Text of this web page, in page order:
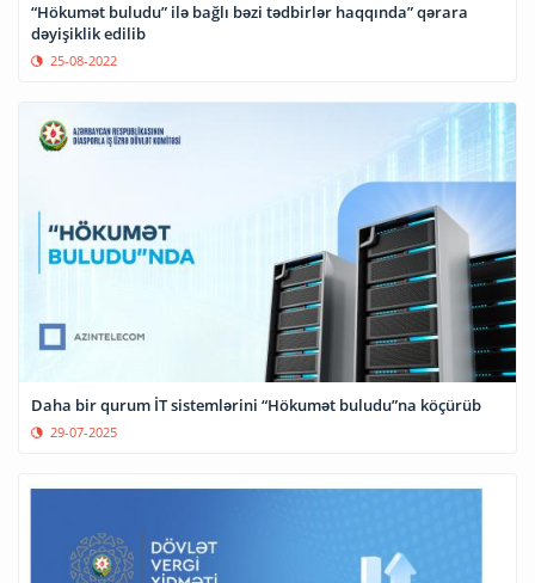
“Hökumət buludu” ilə bağlı bəzi tədbirlər haqqında” qərara
dəyişiklik edilib
25-08-2022
Daha bir qurum İT sistemlərini “Hökumət buludu”na köçürüb
29-07-2025